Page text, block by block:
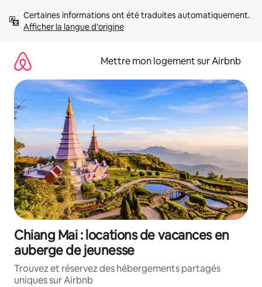
directement
Afficher la langue d'origine
Mettre mon logement sur Airbnb
Chiang Mai : locations de vacances en
auberge de jeunesse
Trouvez et réservez des hébergements partagés
uniques sur Airbnb